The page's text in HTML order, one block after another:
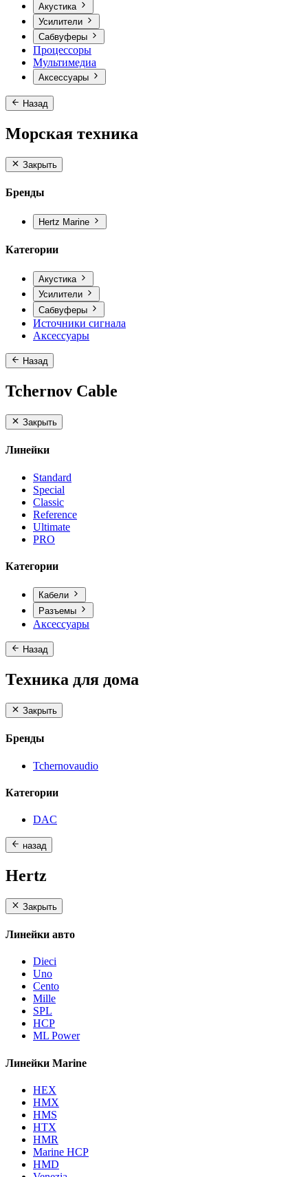
Акустика
Усилители
Сабвуферы
Процессоры
Мультимедиа
Аксессуары
Назад
Морская техника
Закрыть
Бренды
Hertz Marine
Категории
Акустика
Усилители
Сабвуферы
Источники сигнала
Аксессуары
Назад
Tchernov Cable
Закрыть
Линейки
Standard
Special
Classic
Reference
Ultimate
PRO
Категории
Кабели
Разъемы
Аксессуары
Назад
Техника для дома
Закрыть
Бренды
Tchernovaudio
Категории
DAC
назад
Hertz
Закрыть
Линейки авто
Dieci
Uno
Cento
Mille
SPL
HCP
ML Power
Линейки Marine
HEX
HMX
HMS
HTX
HMR
Marine HCP
HMD